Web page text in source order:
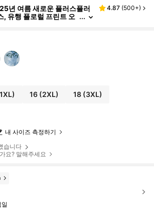
년 여름 새로운 플러스플러
, 유행 플로럴 프린트 오
4.87 (500+)
16(2XL) 18(3XL)
내 사이즈 측정하기
습니다
요? 말해주세요